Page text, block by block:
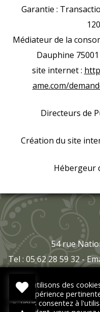
Garantie :
Médiateur de la
Dauphine
site internet :
ame.com/
Directeurs de
Création du site
Hébergeur
54 rue
Tel : 05 62 28 59 32 -
Cookies &
Nous utilisons des
une expérience
», vous consentez à